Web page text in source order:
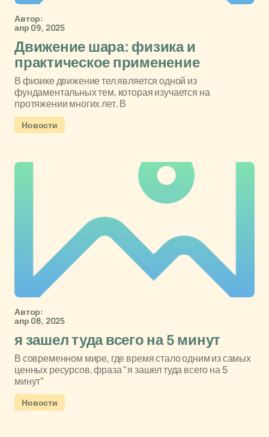
Автор:
апр 09, 2025
Движение шара: физика и
практическое применение
В физике движение тел является одной из
фундаментальных тем, которая изучается на
протяжении многих лет. В
Новости
Автор:
апр 08, 2025
я зашел туда всего на 5 минут
В современном мире, где время стало одним из самых
ценных ресурсов, фраза "я зашел туда всего на 5
минут"
Новости